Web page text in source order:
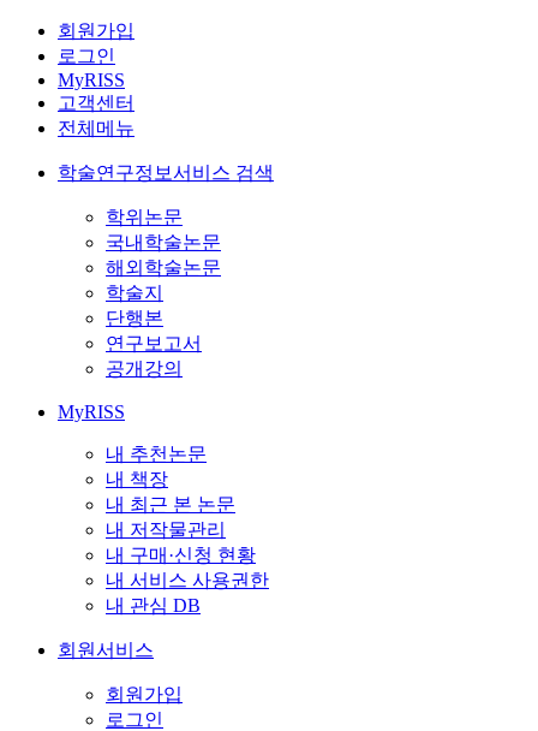
회원가입
로그인
MyRISS
고객센터
전체메뉴
학술연구정보서비스 검색
학위논문
국내학술논문
해외학술논문
학술지
단행본
연구보고서
공개강의
MyRISS
내 추천논문
내 책장
내 최근 본 논문
내 저작물관리
내 구매·신청 현황
내 서비스 사용권한
내 관심 DB
회원서비스
회원가입
로그인